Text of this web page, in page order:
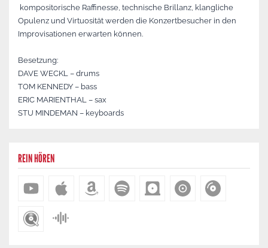
kompositorische Raffinesse, technische Brillanz, klangliche
Opulenz und Virtuosität werden die Konzertbesucher in den
Improvisationen erwarten können.
Besetzung:
DAVE WECKL – drums
TOM KENNEDY – bass
ERIC MARIENTHAL – sax
STU MINDEMAN – keyboards
REIN HÖREN